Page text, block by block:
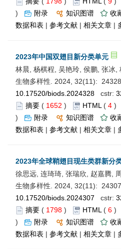
)
附录 知识图谱
收
数据和表 | 参考文献 | 相关文章 |
2023年中国双翅目新分类单元
林晨, 杨棋程, 吴艳玲, 侯鹏, 张冰,
生物多样性. 2024, 32(11):
10.17520/biods.2024328 cstr:
摘要 ( 1652 ) HTML ( 4 )
)
附录 知识图谱
收
数据和表 | 参考文献 | 相关文章 |
2023年全球鞘翅目现生类群新分
徐思远, 连琦琦, 张瑞欣, 赵嘉腾,
生物多样性. 2024, 32(11):
10.17520/biods.2024307 cstr:
摘要 ( 1798 ) HTML ( 6 )
)
附录 知识图谱
收
数据和表 | 参考文献 | 相关文章 |